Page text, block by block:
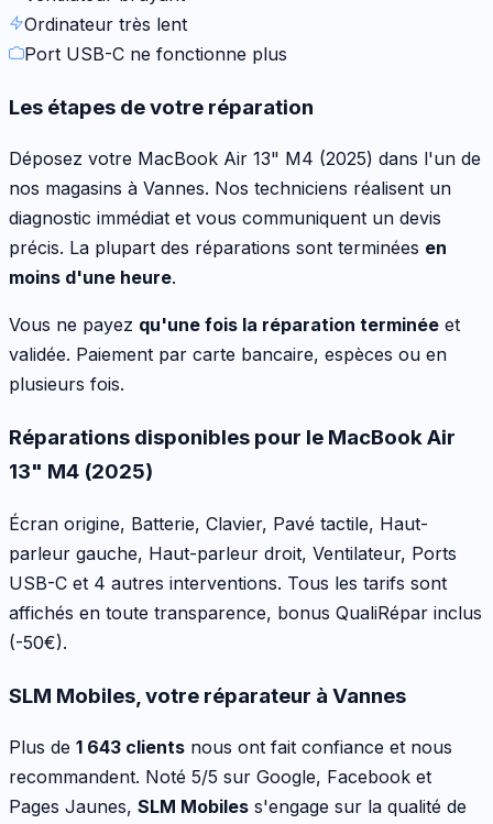
Ordinateur très lent
Port USB-C ne fonctionne plus
Les étapes de votre réparation
Déposez votre MacBook Air 13" M4 (2025) dans l'un de
nos magasins à Vannes. Nos techniciens réalisent un
diagnostic immédiat et vous communiquent un devis
précis. La plupart des réparations sont terminées en
moins d'une heure.
Vous ne payez qu'une fois la réparation terminée et
validée. Paiement par carte bancaire, espèces ou en
plusieurs fois.
Réparations disponibles pour le MacBook Air
13" M4 (2025)
Écran origine, Batterie, Clavier, Pavé tactile, Haut-
parleur gauche, Haut-parleur droit, Ventilateur, Ports
USB-C et 4 autres interventions. Tous les tarifs sont
affichés en toute transparence, bonus QualiRépar inclus
(-50€).
SLM Mobiles, votre réparateur à Vannes
Plus de 1 643 clients nous ont fait confiance et nous
recommandent. Noté 5/5 sur Google, Facebook et
Pages Jaunes, SLM Mobiles s'engage sur la qualité de